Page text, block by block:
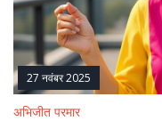
27 नवंबर 2025
अभिजीत परमार